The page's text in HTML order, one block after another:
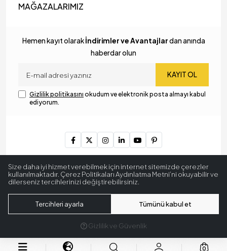
0
MAĞAZALARIMIZ
Hemen kayıt olarakİndirimler ve Avantajlardan anında
haberdar olun
KAYIT OL
Gizlilik politikasını okudum ve elektronik posta almayı kabul
ediyorum.
hakları saklıdır.
256 BitSSL
Encryption
Yeni Nesil E-Ticaret Sistemleri ile Hazırlanmıştır.
Size daha iyi hizmet verebilmek için internet sitemizde çerezler
kullanılmaktadır. Çerez Politikaları Aydınlatma Metni’ni okuyabilir ve
dilerseniz tercihlerinizi değiştirebilirsiniz.
Tercihleri ayarla Tümünü kabul et
Gizlilik ve Güvenlik